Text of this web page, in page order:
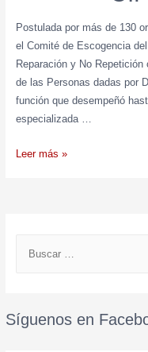
Postulada por más de 130
el Comité de Escogencia
Reparación y No
de las Personas dadas por
función que desempeñó
especializada …
Leer más »
Síguenos en